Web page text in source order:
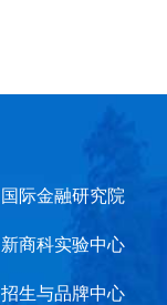
国际金融研究院
新商科实验中心
招生与品牌中心